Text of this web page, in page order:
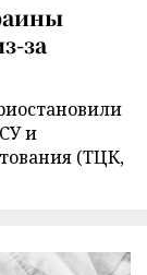
за
и
(ТЦК,